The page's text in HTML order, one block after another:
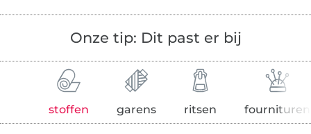
Onze tip: Dit past er bij
stoffen garens ritsen fournituren